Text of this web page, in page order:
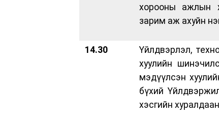
хорооны ажлын
зарим аж ахуйн
14.30
Үйлдвэрлэл,
хуулийн
мэдүүлсэн
бүхий
хэсгийн хуралдаан